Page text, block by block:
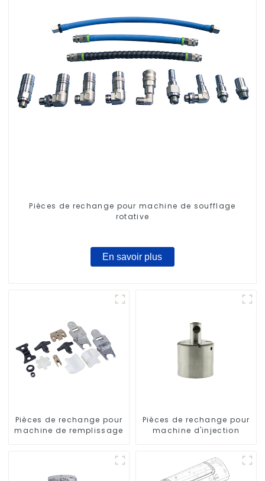
Pièces de rechange pour machine de soufflage
rotative
En savoir plus
Pièces de rechange pour
machine de remplissage
Pièces de rechange pour
machine d'injection